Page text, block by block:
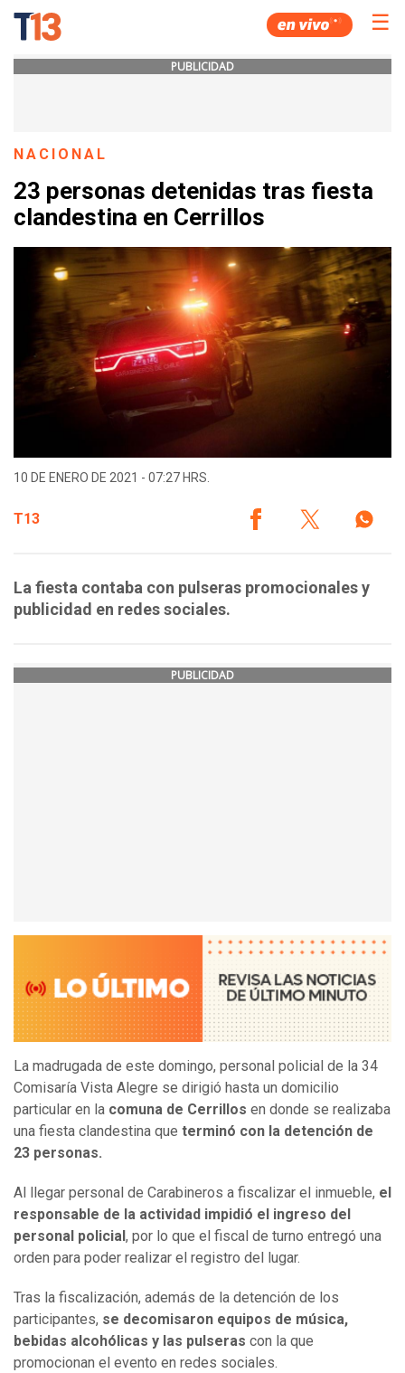
☰
PUBLICIDAD
NACIONAL
23 personas detenidas tras fiesta
clandestina en Cerrillos
10 DE ENERO DE 2021 - 07:27 HRS.
T13
La fiesta contaba con pulseras promocionales y
publicidad en redes sociales.
PUBLICIDAD
La madrugada de este domingo, personal policial de la 34
Comisaría Vista Alegre se dirigió hasta un domicilio
particular en la comuna de Cerrillos en donde se realizaba
una fiesta clandestina que terminó con la detención de
23 personas.
Al llegar personal de Carabineros a fiscalizar el inmueble, el
responsable de la actividad impidió el ingreso del
personal policial , por lo que el fiscal de turno entregó una
orden para poder realizar el registro del lugar.
Tras la fiscalización, además de la detención de los
participantes, se decomisaron equipos de música,
bebidas alcohólicas y las pulseras con la que
promocionan el evento en redes sociales.